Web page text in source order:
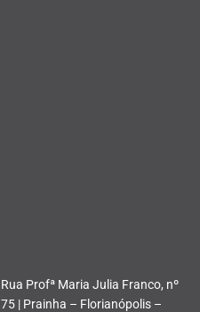
Rua Profª Maria Julia Franco, nº
75 | Prainha – Florianópolis –